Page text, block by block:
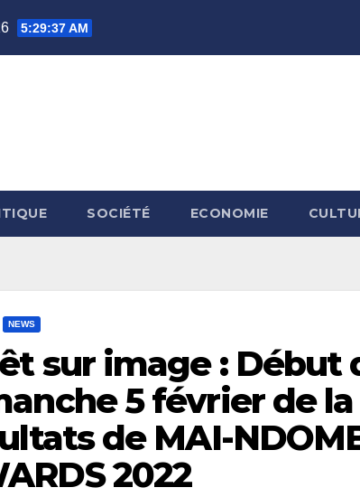
5:29:38 AM
SOCIÉTÉ ECONOMIE
NEWS
sur image : Début
5 février de
de MAI-
2022